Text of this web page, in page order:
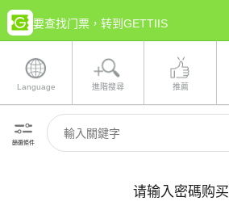
要查找门票，转到GETTIIS
Language 進階搜尋 推薦
篩選條件
请输入密碼购买